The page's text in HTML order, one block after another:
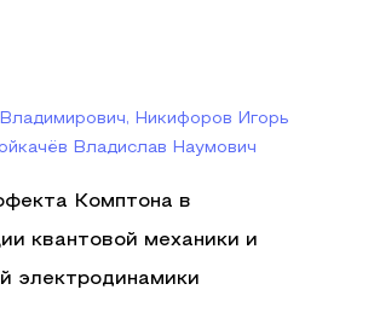
Никифоров Игорь
Владислав Наумович
Комптона в
квантовой механики и
электродинамики